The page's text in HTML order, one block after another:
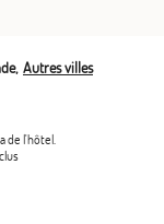
Autres villes
de l'hôtel.